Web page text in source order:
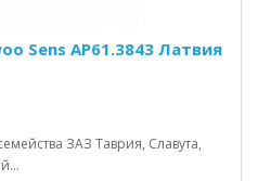
Sens АР61.3843 Латвия
ЗАЗ Таврия, Славута,